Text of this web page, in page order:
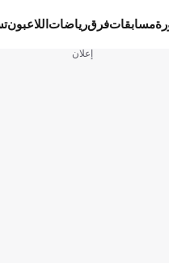
مسابقاتفرقرياضات اللاعبون
إعلان